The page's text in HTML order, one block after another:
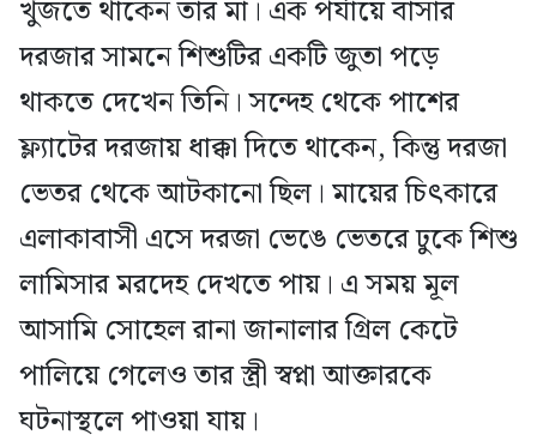
খুঁজতে থাকেন তার মা। এক পর্যায়ে বাসার
দরজার সামনে শিশুটির একটি জুতা পড়ে
থাকতে দেখেন তিনি। সন্দেহ থেকে পাশের
ফ্ল্যাটের দরজায় ধাক্কা দিতে থাকেন, কিন্তু দরজা
ভেতর থেকে আটকানো ছিল। মায়ের চিৎকারে
এলাকাবাসী এসে দরজা ভেঙে ভেতরে ঢুকে শিশু
লামিসার মরদেহ দেখতে পায়। এ সময় মূল
আসামি সোহেল রানা জানালার গ্রিল কেটে
পালিয়ে গেলেও তার স্ত্রী স্বপ্না আক্তারকে
ঘটনাস্থলে পাওয়া যায়।